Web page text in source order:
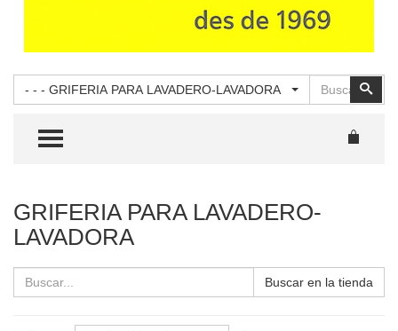
- - - GRIFERIA PARA LAVADERO-LAVADORA
TOGGLE MENU
GRIFERIA PARA LAVADERO-
LAVADORA
Buscar en la tienda